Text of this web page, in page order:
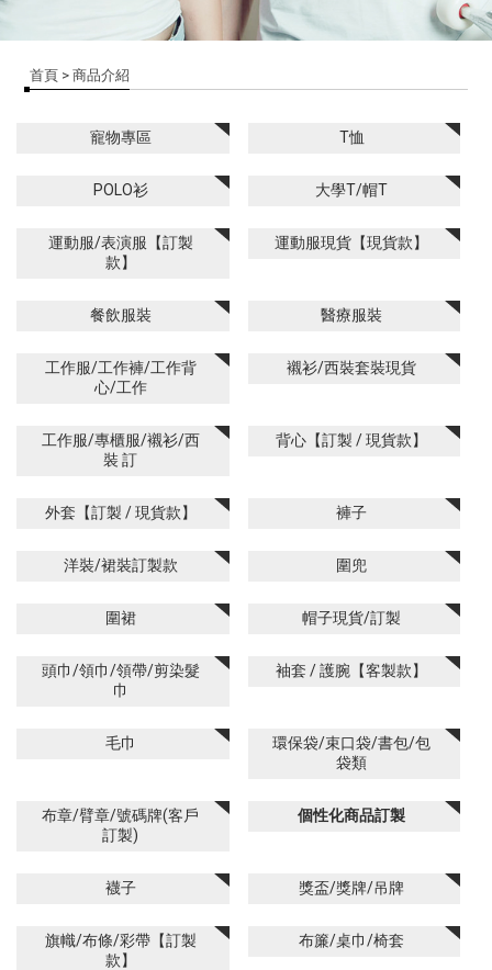
首頁 > 商品介紹
寵物專區 T恤
POLO衫 大學T/帽T
運動服/表演服【訂製
款】
運動服現貨【現貨款】
餐飲服裝 醫療服裝
工作服/工作褲/工作背
心/工作
襯衫/西裝套裝現貨
工作服/專櫃服/襯衫/西
裝 訂
背心【訂製 / 現貨款】
外套【訂製 / 現貨款】 褲子
洋裝/裙裝訂製款 圍兜
圍裙 帽子現貨/訂製
頭巾/領巾/領帶/剪染髮
巾
袖套 / 護腕【客製款】
毛巾
環保袋/束口袋/書包/包
袋類
布章/臂章/號碼牌(客戶
訂製)
個性化商品訂製
襪子 獎盃/獎牌/吊牌
旗幟/布條/彩帶【訂製
款】
布簾/桌巾/椅套